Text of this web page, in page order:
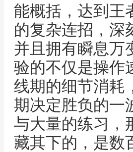
能概括，达到王
的复杂连招，深
并且拥有瞬息万
验的不仅是操作
线期的细节消耗
期决定胜负的一
与大量的练习，
藏其下的，是数